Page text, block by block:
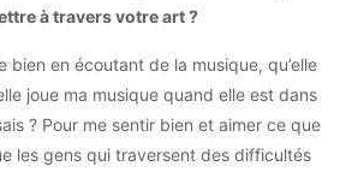
à travers votre art ?
bien en écoutant de la musique, qu’elle
joue ma musique quand elle est dans
? Pour me sentir bien et aimer ce que
les gens qui traversent des difficultés